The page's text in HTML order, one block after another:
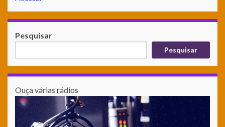
Pesquisar
Pesquisar
Ouça várias rádios